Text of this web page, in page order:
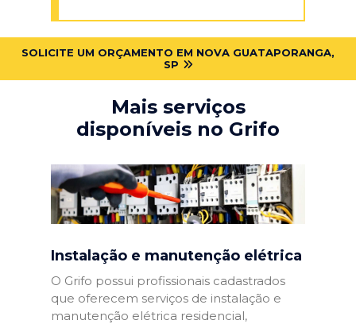
SOLICITE UM ORÇAMENTO EM NOVA GUATAPORANGA,
SP
Mais serviços
disponíveis no Grifo
Instalação e manutenção elétrica
O Grifo possui profissionais cadastrados
que oferecem serviços de instalação e
manutenção elétrica residencial,